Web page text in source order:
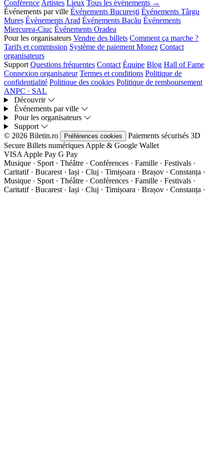
Conférence Artistes Lieux Tous les événements →
Événements par ville Événements București Événements Târgu
Mureș Événements Arad Événements Bacău Événements
Miercurea-Ciuc Événements Oradea
Pour les organisateurs Vendre des billets Comment ça marche ?
Tarifs et commission Système de paiement Monez Contact
organisateurs
Support Questions fréquentes Contact Équipe Blog Hall of Fame
Connexion organisateur Termes et conditions Politique de
confidentialité Politique des cookies Politique de remboursement
ANPC · SAL
Découvrir
Événements par ville
Pour les organisateurs
Support
© 2026 Biletin.ro
Préférences cookies Paiements sécurisés 3D
Secure Billets numériques Apple & Google Wallet
VISA Apple Pay G Pay
Musique · Sport · Théâtre · Conférences · Famille · Festivals ·
Caritatif · Bucarest · Iași · Cluj · Timișoara · Brașov · Constanța ·
Musique · Sport · Théâtre · Conférences · Famille · Festivals ·
Caritatif · Bucarest · Iași · Cluj · Timișoara · Brașov · Constanța ·